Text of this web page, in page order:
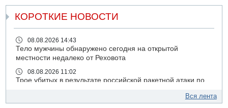
КОРОТКИЕ НОВОСТИ
08.08.2026 14:43
Тело мужчины обнаружено сегодня на открытой
местности недалеко от Реховота
08.08.2026 11:02
Трое убитых в результате российской ракетной атаки по
07.08.2026 20:43
Вся лента